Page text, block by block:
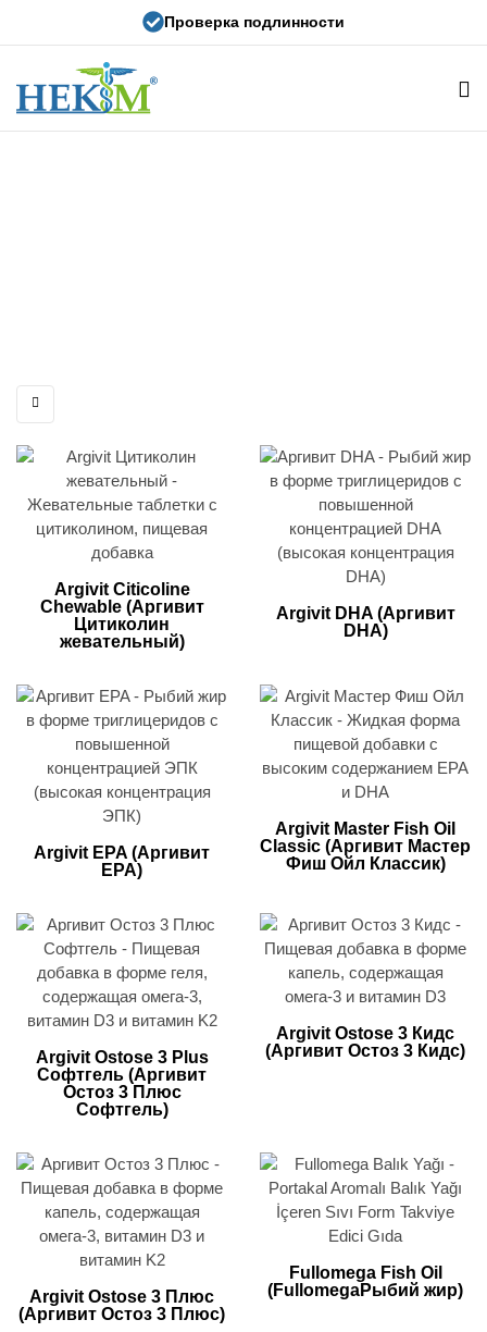
Проверка подлинности
Hekim
Argivit Citicoline
Chewable (Аргивит
Цитиколин
жевательный)
Argivit DHA (Аргивит
DHA)
Argivit EPA (Аргивит
EPA)
Argivit Master Fish Oil
Classic (Аргивит Мастер
Фиш Ойл Классик)
Argivit Ostose 3 Plus
Софтгель (Аргивит
Остоз 3 Плюс
Софтгель)
Argivit Ostose 3 Кидс
(Аргивит Остоз 3 Кидс)
Argivit Ostose 3 Плюс
(Аргивит Остоз 3 Плюс)
Fullomega Fish Oil
(FullomegaРыбий жир)